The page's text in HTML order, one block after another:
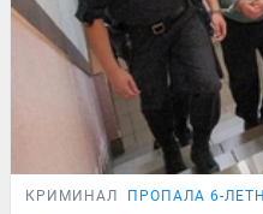
КРИМИНАЛ ПРОПАЛА 6-